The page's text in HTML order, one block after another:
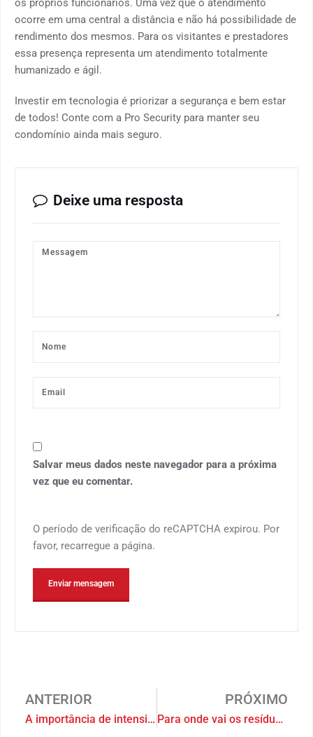
ocorre em uma central a distância e não há possibilidade de
rendimento dos mesmos. Para os visitantes e prestadores
essa presença representa um atendimento totalmente
humanizado e ágil.
Investir em tecnologia é priorizar a segurança e bem estar
de todos! Conte com a Pro Security para manter seu
condomínio ainda mais seguro.
Deixe uma resposta
Salvar meus dados neste navegador para a próxima
vez que eu comentar.
O período de verificação do reCAPTCHA expirou. Por
favor, recarregue a página.
ANTERIOR
A importância de intensificar a limpeza em condomínios durante a pandemia
PRÓXIMO
Para onde vai os resíduos do seu condomínio?